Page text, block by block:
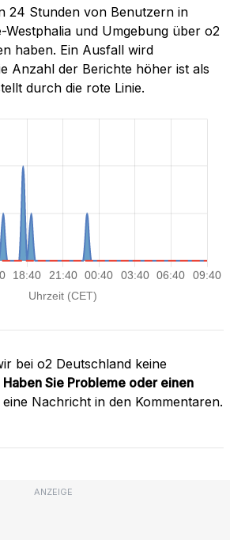
24 Stunden von Benutzern in
Westphalia und Umgebung über o2
haben. Ein Ausfall wird
Anzahl der Berichte höher ist als
durch die rote Linie.
bei o2 Deutschland keine
Haben Sie Probleme oder einen
Nachricht in den Kommentaren.
ANZEIGE